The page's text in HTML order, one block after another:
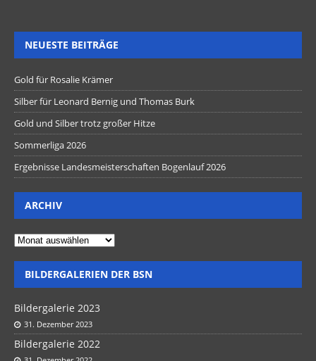
NEUESTE BEITRÄGE
Gold für Rosalie Krämer
Silber für Leonard Bernig und Thomas Burk
Gold und Silber trotz großer Hitze
Sommerliga 2026
Ergebnisse Landesmeisterschaften Bogenlauf 2026
ARCHIV
BILDERGALERIEN DER BSN
Bildergalerie 2023
31. Dezember 2023
Bildergalerie 2022